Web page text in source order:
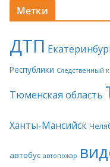
Метки
ДТП
Республики Следственный
Тюменская область
Ханты-Мансийск
автобус автопожар